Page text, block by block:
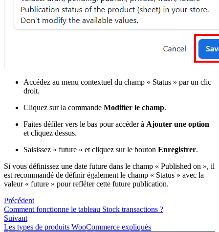
Accédez au menu contextuel du champ « Status » par un clic
droit.
Cliquez sur la commande Modifier le champ.
Faites défiler vers le bas pour accéder à Ajouter une option
et cliquez dessus.
Saisissez « future » et cliquez sur le bouton Enregistrer.
Si vous définissez une date future dans le champ « Published on », il
est recommandé de définir également le champ « Status » avec la
valeur « future » pour refléter cette future publication.
Précédent
Comment fonctionne le tableau Stock transactions ?
Suivant
Les types de produits WooCommerce expliqués